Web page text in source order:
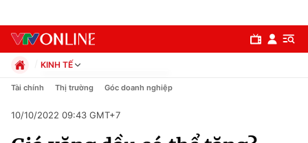
Chuyên mục
KINH TẾ
Chính trị
Pháp luật
Kinh tế
Tài chính Thị trường Góc doanh nghiệp
10/10/2022 09:43 GMT+7